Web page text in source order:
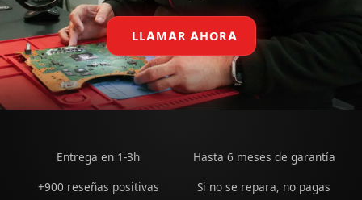
LLAMAR AHORA
Entrega en 1-3h Hasta 6 meses de garantía
+900 reseñas positivas Si no se repara, no pagas